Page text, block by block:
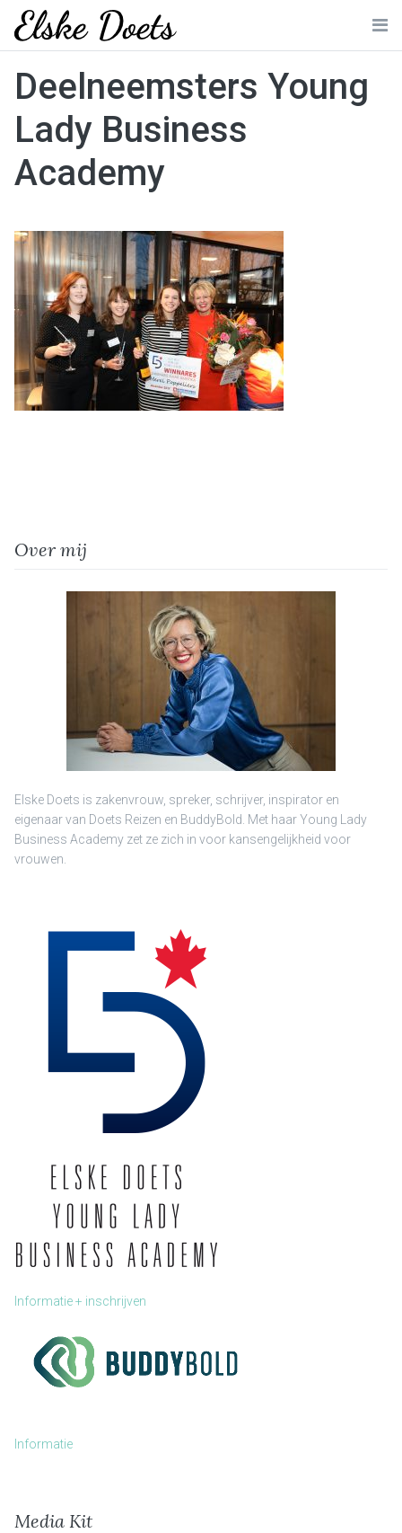
Skip
content
Deelneemsters Young
Lady Business
Academy
Over mij
Elske Doets is zakenvrouw, spreker, schrijver, inspirator en
eigenaar van Doets Reizen en BuddyBold. Met haar Young Lady
Business Academy zet ze zich in voor kansengelijkheid voor
vrouwen.
Informatie + inschrijven
Informatie
Media Kit